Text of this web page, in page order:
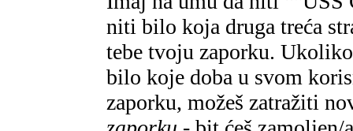
niti bilo koja druga treća
tebe tvoju zaporku.
bilo koje doba u svom
zaporku, možeš zatražiti